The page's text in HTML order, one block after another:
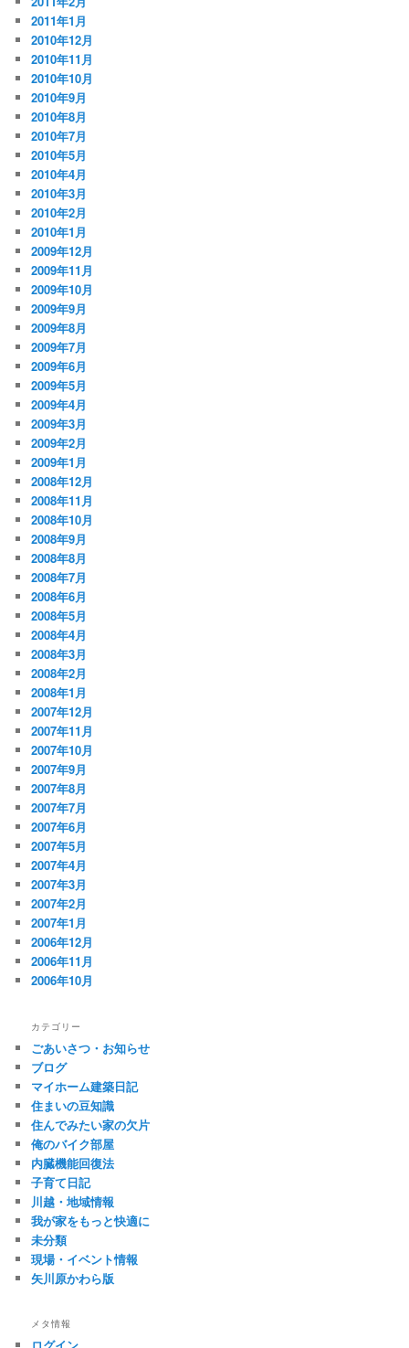
2011年1月
2010年12月
2010年11月
2010年10月
2010年9月
2010年8月
2010年7月
2010年5月
2010年4月
2010年3月
2010年2月
2010年1月
2009年12月
2009年11月
2009年10月
2009年9月
2009年8月
2009年7月
2009年6月
2009年5月
2009年4月
2009年3月
2009年2月
2009年1月
2008年12月
2008年11月
2008年10月
2008年9月
2008年8月
2008年7月
2008年6月
2008年5月
2008年4月
2008年3月
2008年2月
2008年1月
2007年12月
2007年11月
2007年10月
2007年9月
2007年8月
2007年7月
2007年6月
2007年5月
2007年4月
2007年3月
2007年2月
2007年1月
2006年12月
2006年11月
2006年10月
カテゴリー
ごあいさつ・お知らせ
ブログ
マイホーム建築日記
住まいの豆知識
住んでみたい家の欠片
俺のバイク部屋
内臓機能回復法
子育て日記
川越・地域情報
我が家をもっと快適に
未分類
現場・イベント情報
矢川原かわら版
メタ情報